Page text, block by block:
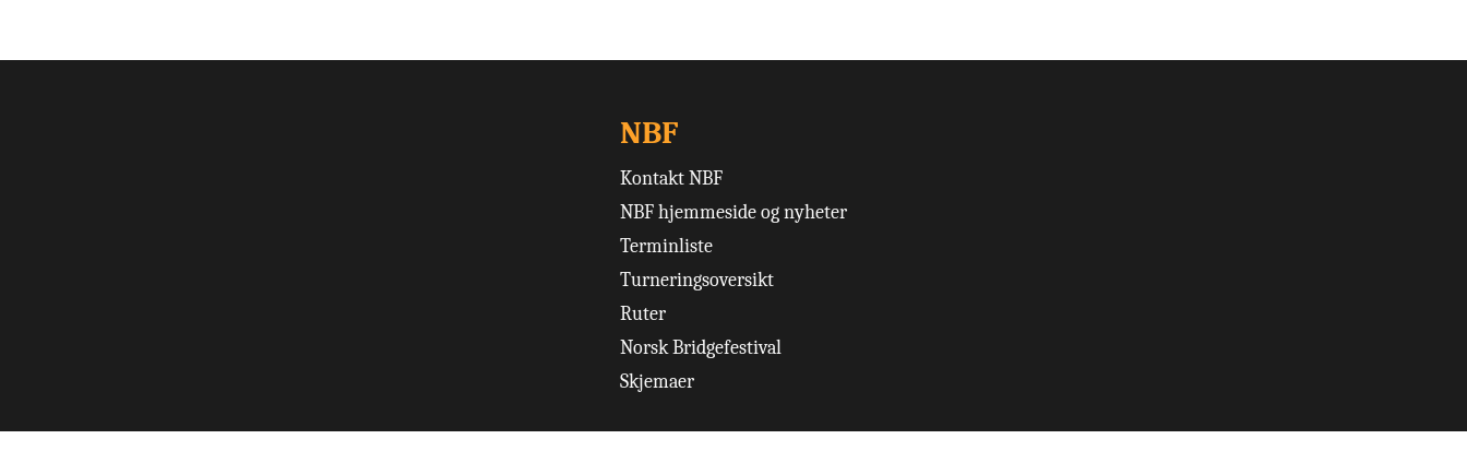
NBF
Kontakt NBF
NBF hjemmeside og nyheter
Terminliste
Turneringsoversikt
Ruter
Norsk Bridgefestival
Skjemaer